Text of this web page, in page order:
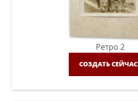
Ретро 2
СОЗДАТЬ СЕЙЧАС